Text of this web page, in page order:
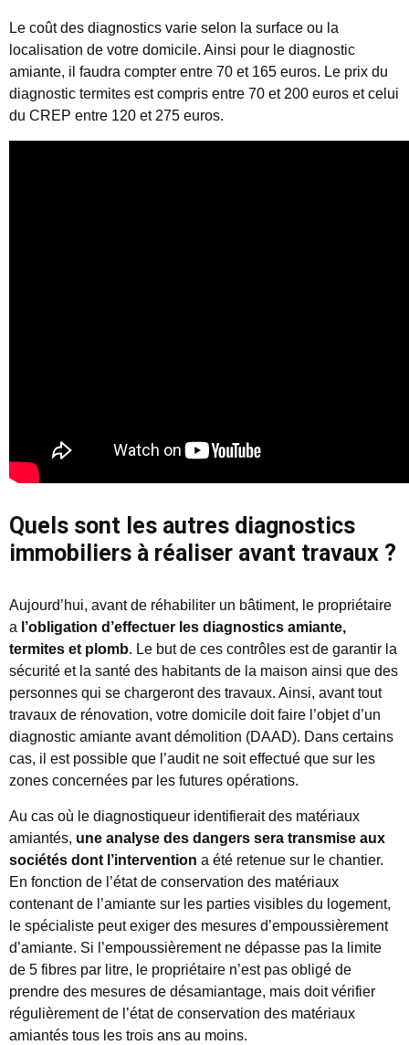
Le coût des diagnostics varie selon la surface ou la
localisation de votre domicile. Ainsi pour le diagnostic
amiante, il faudra compter entre 70 et 165 euros. Le prix du
diagnostic termites est compris entre 70 et 200 euros et celui
du CREP entre 120 et 275 euros.
Quels sont les autres diagnostics
immobiliers à réaliser avant travaux ?
Aujourd’hui, avant de réhabiliter un bâtiment, le propriétaire
a l’obligation d’effectuer les diagnostics amiante,
termites et plomb. Le but de ces contrôles est de garantir la
sécurité et la santé des habitants de la maison ainsi que des
personnes qui se chargeront des travaux. Ainsi, avant tout
travaux de rénovation, votre domicile doit faire l’objet d’un
diagnostic amiante avant démolition (DAAD). Dans certains
cas, il est possible que l’audit ne soit effectué que sur les
zones concernées par les futures opérations.
Au cas où le diagnostiqueur identifierait des matériaux
amiantés, une analyse des dangers sera transmise aux
sociétés dont l’intervention a été retenue sur le chantier.
En fonction de l’état de conservation des matériaux
contenant de l’amiante sur les parties visibles du logement,
le spécialiste peut exiger des mesures d’empoussièrement
d’amiante. Si l’empoussièrement ne dépasse pas la limite
de 5 fibres par litre, le propriétaire n’est pas obligé de
prendre des mesures de désamiantage, mais doit vérifier
régulièrement de l’état de conservation des matériaux
amiantés tous les trois ans au moins.